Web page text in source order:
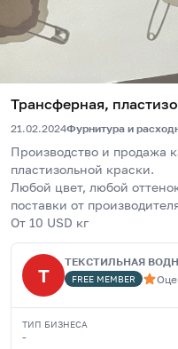
Трансферная,
21.02.2024Фурнитура и
Производство и продажа
пластизольной краски.
Любой цвет, любой
поставки от
От 10 USD кг
Т
ТЕКСТИЛЬНАЯ
FREE MEMBER
ТИП БИЗНЕСА
-